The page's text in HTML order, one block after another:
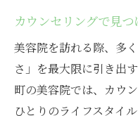
大阪市北区南扇町
集中
地域に根ざし
スタッフ一人
美容業界で夢
カウンセリングで見
美容院を訪れる際、多
さ」を最大限に引き出
町の美容院では、カウ
ひとりのライフスタイ